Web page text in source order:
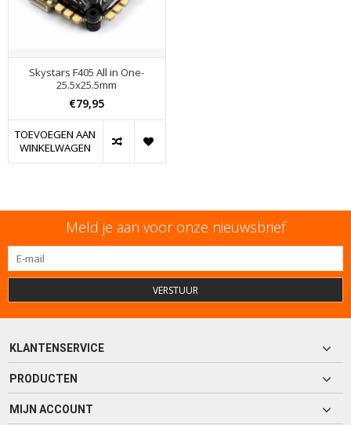
Skystars F405 All in One-
25.5x25.5mm
€79,95
TOEVOEGEN AAN
WINKELWAGEN
Meld je aan voor onze nieuwsbrief
VERSTUUR
KLANTENSERVICE
PRODUCTEN
MIJN ACCOUNT